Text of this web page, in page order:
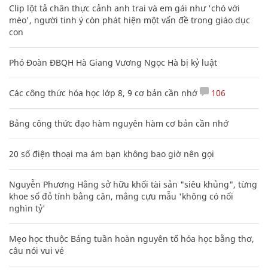
Clip lột tả chân thực cảnh anh trai và em gái như 'chó với
mèo', người tinh ý còn phát hiện một vấn đề trong giáo dục
con
Phó Đoàn ĐBQH Hà Giang Vương Ngọc Hà bị kỷ luật
Các công thức hóa học lớp 8, 9 cơ bản cần nhớ 106
Bảng công thức đạo hàm nguyên hàm cơ bản cần nhớ
20 số điện thoại ma ám bạn không bao giờ nên gọi
Nguyễn Phương Hằng sở hữu khối tài sản "siêu khủng", từng
khoe sổ đỏ tính bằng cân, mắng cựu mẫu 'không có nổi
nghìn tỷ'
Mẹo học thuộc Bảng tuần hoàn nguyên tố hóa học bằng thơ,
câu nói vui vẻ